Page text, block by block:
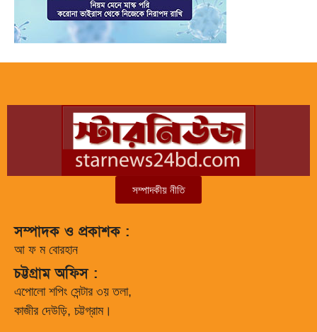
সম্পাদকীয় নীতি
সম্পাদক ও প্রকাশক :
আ ফ ম বোরহান
চট্টগ্রাম অফিস :
এপোলো শপিং সেন্টার ৩য় তলা,
কাজীর দেউড়ি, চট্টগ্রাম।